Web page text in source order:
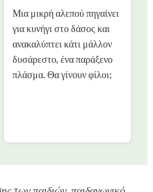
Μια μικρή αλεπού πηγαίνει
για κυνήγι στο δάσος και
ανακαλύπτει κάτι μάλλον
δυσάρεστο, ένα παράξενο
πλάσμα. Θα γίνουν φίλοι;